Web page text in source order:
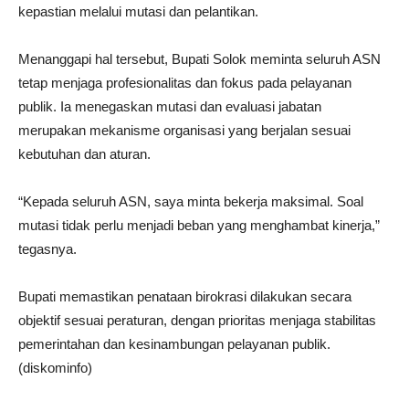
kepastian melalui mutasi dan pelantikan.
Menanggapi hal tersebut, Bupati Solok meminta seluruh ASN
tetap menjaga profesionalitas dan fokus pada pelayanan
publik. Ia menegaskan mutasi dan evaluasi jabatan
merupakan mekanisme organisasi yang berjalan sesuai
kebutuhan dan aturan.
“Kepada seluruh ASN, saya minta bekerja maksimal. Soal
mutasi tidak perlu menjadi beban yang menghambat kinerja,”
tegasnya.
Bupati memastikan penataan birokrasi dilakukan secara
objektif sesuai peraturan, dengan prioritas menjaga stabilitas
pemerintahan dan kesinambungan pelayanan publik.
(diskominfo)